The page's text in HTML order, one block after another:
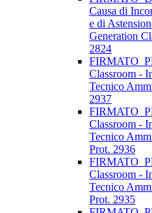
Causa di
e di
Generation
2824
Classroom -
Tecnico
2937
Classroom -
Tecnico
Prot. 2936
Classroom -
Tecnico
Prot. 2935